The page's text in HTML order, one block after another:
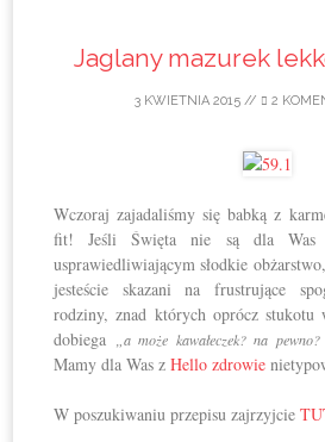
Jaglany mazurek
3 KWIETNIA 2015 // 2
Wczoraj zajadaliśmy się babką z
fit! Jeśli Święta nie są dla Was
usprawiedliwiającym słodkie
jesteście skazani na frustrujące
rodziny, znad których oprócz
dobiega
„a może kawałeczek? na
Mamy dla Was zHello zdrowie
W poszukiwaniu przepisu zajrzyjcie